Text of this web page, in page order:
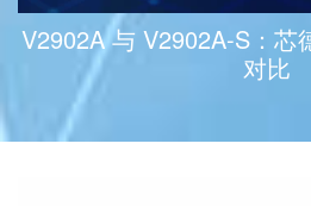
V2902A 与 V2902A-S：芯
对比